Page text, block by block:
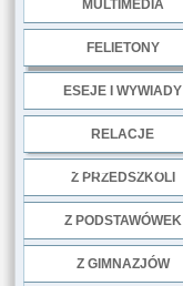
MULTIMEDIA
FELIETONY
ESEJE I WYWIADY
RELACJE
Z PRZEDSZKOLI
Z PODSTAWÓWEK
Z GIMNAZJÓW